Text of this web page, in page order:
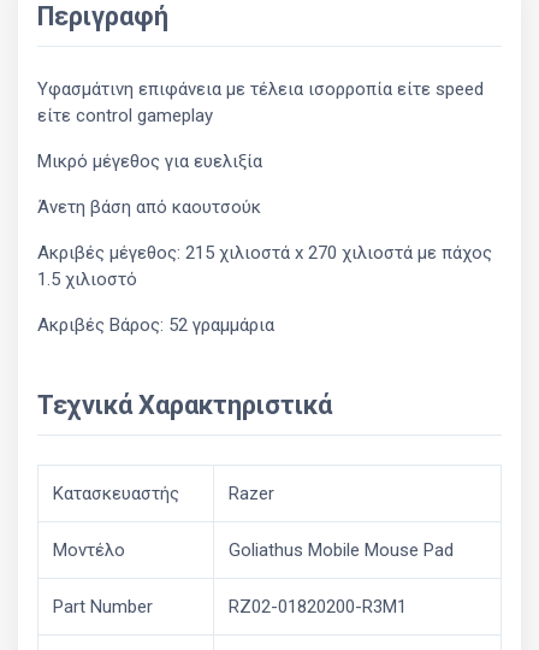
Περιγραφή
Υφασμάτινη επιφάνεια με τέλεια ισορροπία είτε speed
είτε control gameplay
Μικρό μέγεθος για ευελιξία
Άνετη βάση από καουτσούκ
Ακριβές μέγεθος: 215 χιλιοστά x 270 χιλιοστά με πάχος
1.5 χιλιοστό
Ακριβές Βάρος: 52 γραμμάρια
Τεχνικά Χαρακτηριστικά
Κατασκευαστής Razer
Μοντέλο Goliathus Mobile Mouse Pad
Part Number RZ02-01820200-R3M1